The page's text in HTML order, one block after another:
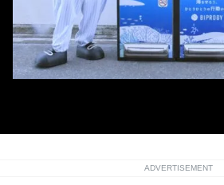
ADVERTISEMENT